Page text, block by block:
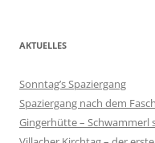
AKTUELLES
Sonntag’s Spaziergang
Spaziergang nach dem
Gingerhütte – Schwammerl